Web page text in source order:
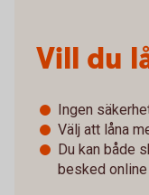
Vill du
Ingen
Välj att låna
Du kan både
besked online